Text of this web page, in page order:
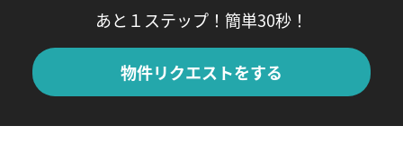
あと１ステップ！簡単30秒！
物件リクエストをする